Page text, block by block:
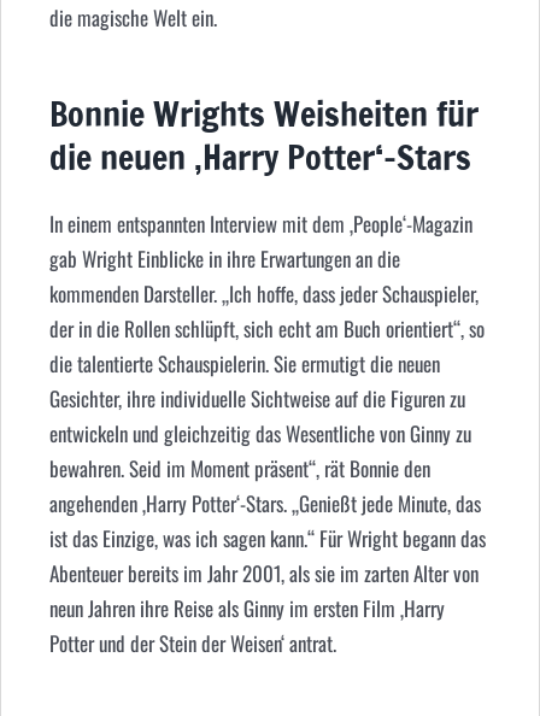
die magische Welt ein.
Bonnie Wrights Weisheiten für
die neuen ‚Harry Potter‘-Stars
In einem entspannten Interview mit dem ‚People‘-Magazin
gab Wright Einblicke in ihre Erwartungen an die
kommenden Darsteller. „Ich hoffe, dass jeder Schauspieler,
der in die Rollen schlüpft, sich echt am Buch orientiert“, so
die talentierte Schauspielerin. Sie ermutigt die neuen
Gesichter, ihre individuelle Sichtweise auf die Figuren zu
entwickeln und gleichzeitig das Wesentliche von Ginny zu
bewahren. Seid im Moment präsent“, rät Bonnie den
angehenden ‚Harry Potter‘-Stars. „Genießt jede Minute, das
ist das Einzige, was ich sagen kann.“ Für Wright begann das
Abenteuer bereits im Jahr 2001, als sie im zarten Alter von
neun Jahren ihre Reise als Ginny im ersten Film ‚Harry
Potter und der Stein der Weisen‘ antrat.